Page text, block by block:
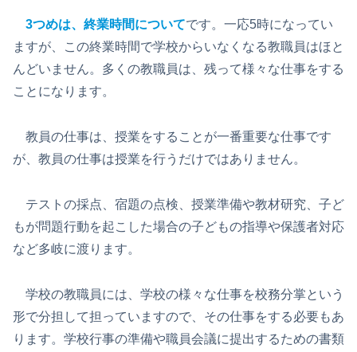
3つめは、終業時間についてです。一応5時になってい
ますが、この終業時間で学校からいなくなる教職員はほと
んどいません。多くの教職員は、残って様々な仕事をする
ことになります。
教員の仕事は、授業をすることが一番重要な仕事です
が、教員の仕事は授業を行うだけではありません。
テストの採点、宿題の点検、授業準備や教材研究、子ど
もが問題行動を起こした場合の子どもの指導や保護者対応
など多岐に渡ります。
学校の教職員には、学校の様々な仕事を校務分掌という
形で分担して担っていますので、その仕事をする必要もあ
ります。学校行事の準備や職員会議に提出するための書類